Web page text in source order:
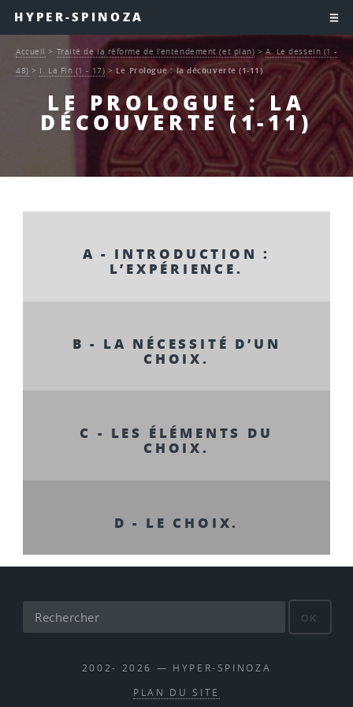
HYPER-SPINOZA
LE PROLOGUE : LA
DÉCOUVERTE (1-11)
Accueil > Traité de la réforme de l’entendement (et plan) >A. Le dessein (1 -
48) > I. La Fin (1 - 17) > Le Prologue : la découverte (1-11)
A - INTRODUCTION :
L’EXPÉRIENCE.
B - LA NÉCESSITÉ D’UN
CHOIX.
C - LES ÉLÉMENTS DU
CHOIX.
D - LE CHOIX.
OK
2002- 2026 — HYPER-SPINOZA
PLAN DU SITE